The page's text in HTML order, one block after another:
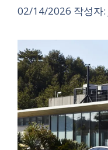
02/14/2026 작성자: